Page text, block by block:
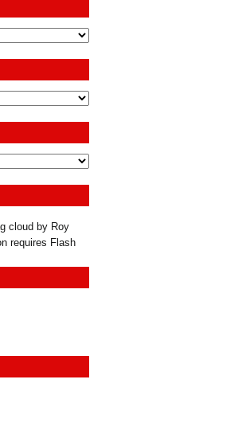
cloud by Roy
requires Flash